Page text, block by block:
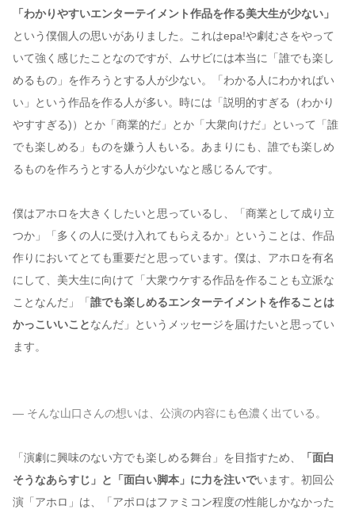
「わかりやすいエンターテイメント作品を作る美大生が少ない」
という僕個人の思いがありました。これはepa!や劇むさをやって
いて強く感じたことなのですが、ムサビには本当に「誰でも楽し
めるもの」を作ろうとする人が少ない。「わかる人にわかればい
い」という作品を作る人が多い。時には「説明的すぎる（わかり
やすすぎる)）とか「商業的だ」とか「大衆向けだ」といって「誰
でも楽しめる」ものを嫌う人もいる。あまりにも、誰でも楽しめ
るものを作ろうとする人が少ないなと感じるんです。
僕はアホロを大きくしたいと思っているし、「商業として成り立
つか」「多くの人に受け入れてもらえるか」ということは、作品
作りにおいてとても重要だと思っています。僕は、アホロを有名
にして、美大生に向けて「大衆ウケする作品を作ることも立派な
ことなんだ」「 誰でも楽しめるエンターテイメントを作ることは
かっこいいことなんだ」というメッセージを届けたいと思ってい
ます。
— そんな山口さんの想いは、公演の内容にも色濃く出ている。
「演劇に興味のない方でも楽しめる舞台」を目指すため、
「面白
そうなあらすじ」と「面白い脚本」に力を注いでいます。初回公
演「アホロ」は、「アポロはファミコン程度の性能しかなかった